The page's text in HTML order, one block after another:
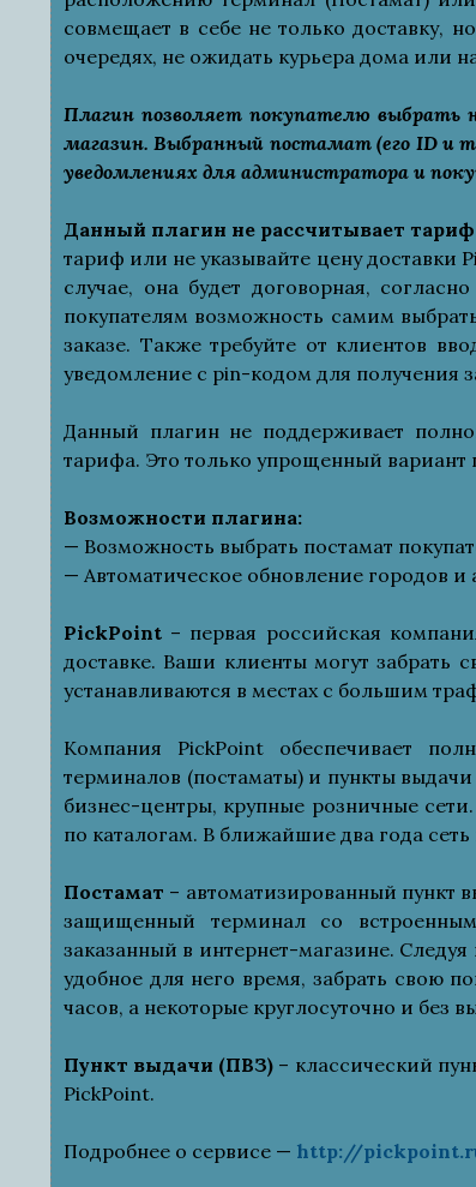
совмещает в себе не только доставку,
очередях, не ожидать курьера дома или
Плагин позволяет покупателю
магазин. Выбранный постамат (его ID и
уведомлениях для администратора и
Данный плагин не рассчитывает
тариф или не указывайте цену доставки
случае, она будет договорная,
покупателям возможность самим
заказе. Также требуйте от клиентов
уведомление с pin-кодом для
Данный плагин не поддерживает
тарифа. Это только упрощенный вариант
Возможности плагина:
— Возможность выбрать постамат
— Автоматическое обновление городов и
PickPoint – первая российская
доставке. Ваши клиенты могут забрать
устанавливаются в местах с большим
Компания PickPoint обеспечивает
терминалов (постаматы) и пункты
бизнес-центры, крупные розничные
по каталогам. В ближайшие два года
Постамат – автоматизированный пункт
защищенный терминал со
заказанный в интернет-магазине.
удобное для него время, забрать свою
часов, а некоторые круглосуточно и без
Пункт выдачи (ПВЗ) – классический
PickPoint.
Подробнее о сервисе — http://